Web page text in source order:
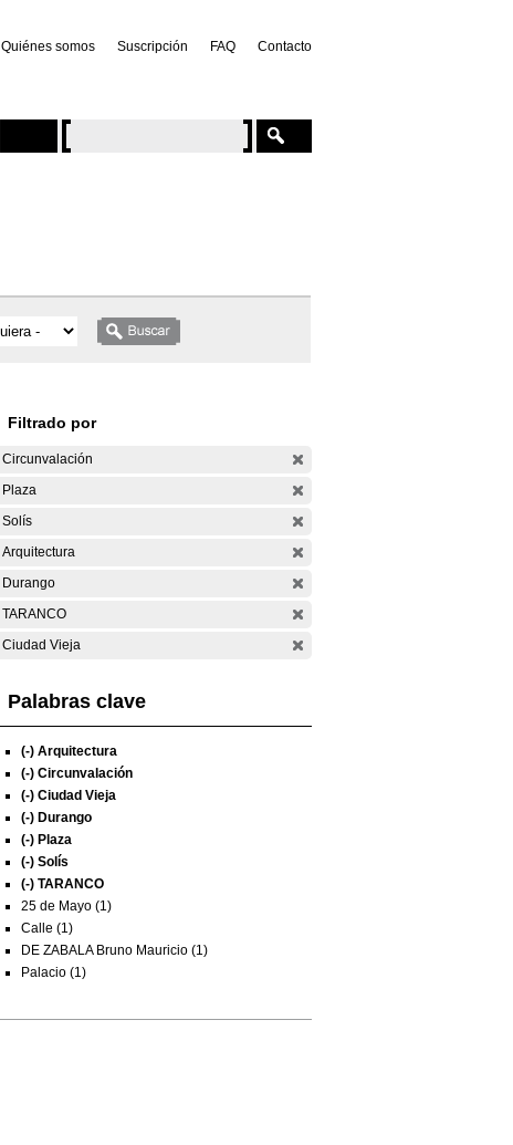
Quiénes somos Suscripción FAQ Contacto
Filtrado por
Circunvalación
Plaza
Solís
Arquitectura
Durango
TARANCO
Ciudad Vieja
Palabras clave
(-) Arquitectura
(-) Circunvalación
(-) Ciudad Vieja
(-) Durango
(-) Plaza
(-) Solís
(-) TARANCO
25 de Mayo (1)
Calle (1)
DE ZABALA Bruno Mauricio (1)
Palacio (1)